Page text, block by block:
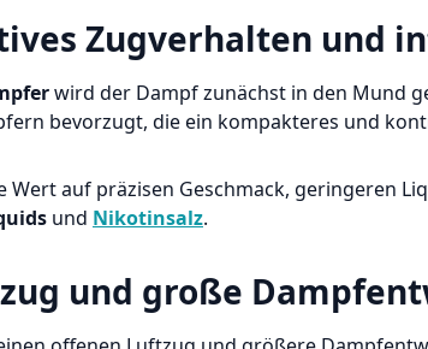
Zugverhalten und
wird der Dampf zunächst in den Mund
bevorzugt, die ein kompakteres und
auf präzisen Geschmack, geringeren
und Nikotinsalz.
und große